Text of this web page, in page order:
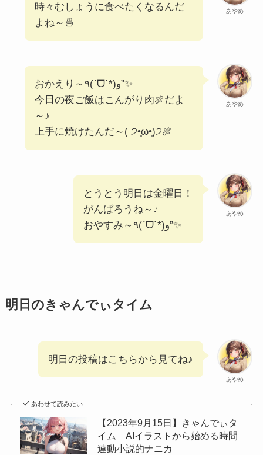
あやめ
時々むしょうに食べたくなるんだ
よね～🍜
あやめ
おかえり～٩(ˊᗜˋ*)و”✨
今日の夜ご飯はこんがり肉🍖だよ
～♪
上手に焼けたんだ～( ੭•͈ω•͈)੭🍖
あやめ
とうとう明日は金曜日！
がんばろうね～♪
おやすみ～٩(ˊᗜˋ*)و”✨
明日のきゃんでぃタイム
あやめ
明日の投稿はこちらから見てね♪
あわせて読みたい
【2023年9月15日】きゃんでぃタ
イム AIイラストから始める時間
連動小説的ナニカ